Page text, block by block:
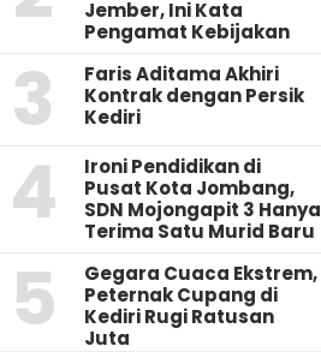
Jember, Ini Kata
Pengamat Kebijakan ‎
3
Faris Aditama Akhiri
Kontrak dengan Persik
Kediri
4
Ironi Pendidikan di
Pusat Kota Jombang,
SDN Mojongapit 3 Hanya
Terima Satu Murid Baru
5
‎Gegara Cuaca Ekstrem,
Peternak Cupang di
Kediri Rugi Ratusan
Juta